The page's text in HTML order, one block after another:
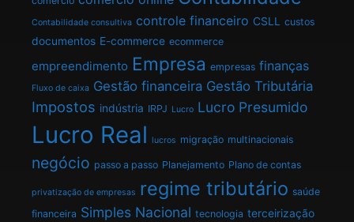
Contabilidade consultiva controle financeiro CSLL custos
documentos E-commerce ecommerce
empreendimento Empresa empresas finanças
Fluxo de caixa Gestão financeira Gestão Tributária
Impostos indústria IRPJ Lucro Lucro Presumido
Lucro Real lucros migração multinacionais
negócio passo a passo Planejamento Plano de contas
privatização de empresas regime tributário saúde
financeira Simples Nacional tecnologia terceirização